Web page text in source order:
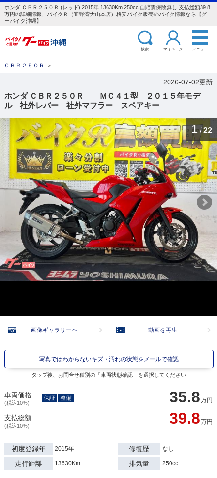
ホンダ ＣＢＲ２５０Ｒ (レッド) 2015年 13630Km 250cc 自賠責保険無し 支払総額39.8
万円の詳細情報。バイクＲ（宜野湾大山本店）格安バイク販売のバイク情報なら【グ
ーバイク沖縄】
検索 マイページ メニュー
ＣＢＲ２５０Ｒ ＞
2026-07-02更新
ホンダ ＣＢＲ２５０Ｒ ＭＣ４１型 ２０１５年モデ
ル 社外レバー 社外マフラー スペアキー
1 / 22
画像ギャラリーへ 動画を再生
写真ではわからないキズ・汚れの状態をメールで確認
タップ後、お問合せ種別の「車両状態確認」を選択してください
車両価格
(税込10%) 35.8 万円
保証 整備
支払総額
(税込10%) 39.8 万円
初度登録年 2015年 修復歴 なし
走行距離 13630Km 排気量 250cc